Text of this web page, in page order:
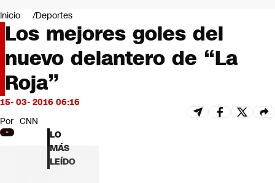
Negocios
Deportes
Programas completos
Cultura
Servicios
Bits
CNN Data
CNN tiempo
Futuro 360
Opinión
Inicio Deportes
Los mejores goles del
nuevo delantero de “La
Roja”
15- 03- 2016 06:16
Por CNN
LO
MÁS
LEÍDO